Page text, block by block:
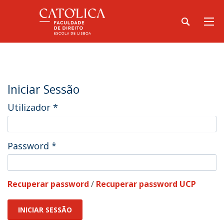
Iniciar Sessão
Utilizador *
Password *
Recuperar password / Recuperar password UCP
INICIAR SESSÃO